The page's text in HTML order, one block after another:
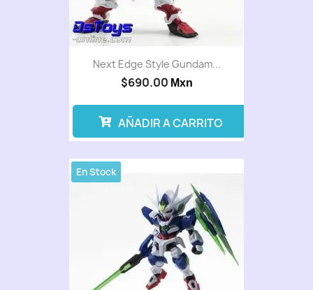
Next Edge Style Gundam...
$690.00 Mxn
AÑADIR A CARRITO
En Stock